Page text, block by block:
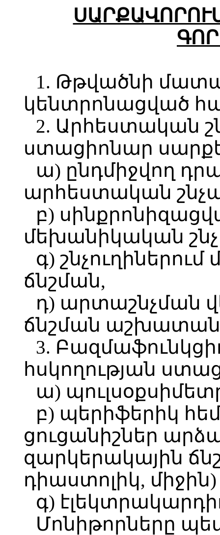
1. Թթվածնի
կենտրոնացված
2. Արհեստական
ստացիոնար
ա) ընդմիջվող
արհեստական
բ)
մեխանիկական
գ)
ճնշման,
դ) արտաշնչման
ճնշման
3.
հսկողության
ա)
բ) պերիֆերիկ
ցուցանիշներ
զարկերակային
դիաստոլիկ, միջին)
գ)
Մոնիթորները